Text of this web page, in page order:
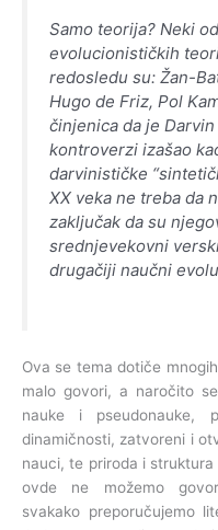
Samo teorija? Neki
evolucionističkih
redosledu su: Žan-
Hugo de Friz, Pol
činjenica da je
kontroverzi izašao
darvinističke
XX veka ne treba da
zaključak da su
srednjevekovni
drugačiji naučni
Ova se tema dotiče
malo govori, a naročito
nauke i pseudonauke,
dinamičnosti, zatvoreni i
nauci, te priroda i
ovde ne možemo
svakako preporučujemo